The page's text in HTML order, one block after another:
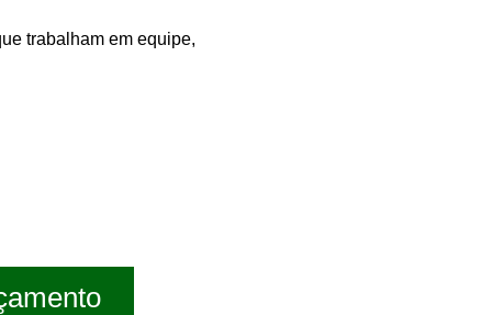
trabalham em equipe,